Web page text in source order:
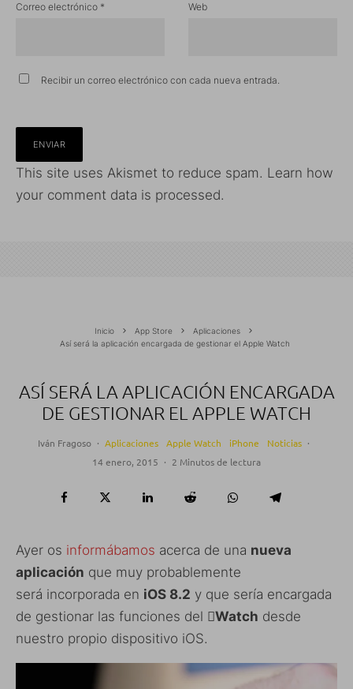
Correo electrónico * Web
Recibir un correo electrónico con cada nueva entrada.
This site uses Akismet to reduce spam. Learn how
your comment data is processed.
Inicio App Store
Aplicaciones
Así será la aplicación encargada de gestionar el Apple Watch
ASÍ SERÁ LA APLICACIÓN ENCARGADA
DE GESTIONAR EL APPLE WATCH
Iván Fragoso · Aplicaciones Apple Watch iPhone Noticias ·
14 enero, 2015 · 2 Minutos de lectura
Ayer os informábamos acerca de una nueva
aplicación que muy probablemente
será incorporada en iOS 8.2 y que sería encargada
de gestionar las funciones del Watch desde
nuestro propio dispositivo iOS.